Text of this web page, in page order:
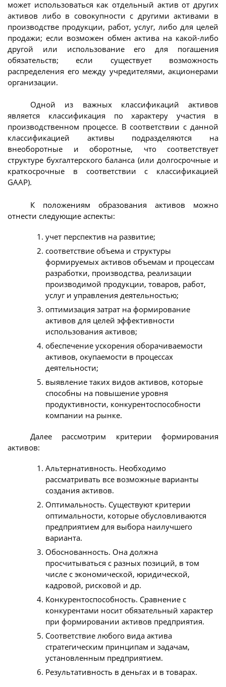
может использоваться как отдельный актив от других
активов либо в совокупности с другими активами в
производстве продукции, работ, услуг, либо для целей
продажи; если возможен обмен актива на какой-либо
другой или использование его для погашения
обязательств; если существует возможность
распределения его между учредителями, акционерами
организации.
Одной из важных классификаций активов
является классификация по характеру участия в
производственном процессе. В соответствии с данной
классификацией активы подразделяются на
внеоборотные и оборотные, что соответствует
структуре бухгалтерского баланса (или долгосрочные и
краткосрочные в соответствии с классификацией
GAAP).
К положениям образования активов можно
отнести следующие аспекты:
учет перспектив на развитие;
соответствие объема и структуры
формируемых активов объемам и процессам
разработки, производства, реализации
производимой продукции, товаров, работ,
услуг и управления деятельностью;
оптимизация затрат на формирование
активов для целей эффективности
использования активов;
обеспечение ускорения оборачиваемости
активов, окупаемости в процессах
деятельности;
выявление таких видов активов, которые
способны на повышение уровня
продуктивности, конкурентоспособности
компании на рынке.
Далее рассмотрим критерии формирования
активов:
Альтернативность. Необходимо
рассматривать все возможные варианты
создания активов.
Оптимальность. Существуют критерии
оптимальности, которые обусловливаются
предприятием для выбора наилучшего
варианта.
Обоснованность. Она должна
просчитываться с разных позиций, в том
числе с экономической, юридической,
кадровой, рисковой и др.
Конкурентоспособность. Сравнение с
конкурентами носит обязательный характер
при формировании активов предприятия.
Соответствие любого вида актива
стратегическим принципам и задачам,
установленным предприятием.
Результативность в деньгах и в товарах.